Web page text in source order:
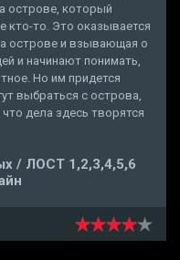
острове, который
кто-то. Это оказывается
острове и взывающая о
и начинают понимать,
Но им придется
выбраться с острова,
дела здесь творятся
/ ЛОСТ 1,2,3,4,5,6